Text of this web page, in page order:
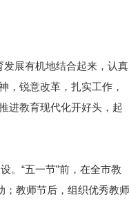
展有机地结合起来，认真
，锐意改革，扎实工作，
进教育现代化开好头，起
。“五一节”前，在全市教
；教师节后，组织优秀教师